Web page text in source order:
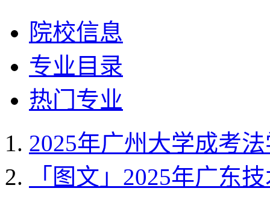
院校信息
专业目录
热门专业
2025年广州大学成考
「图文」2025年广东